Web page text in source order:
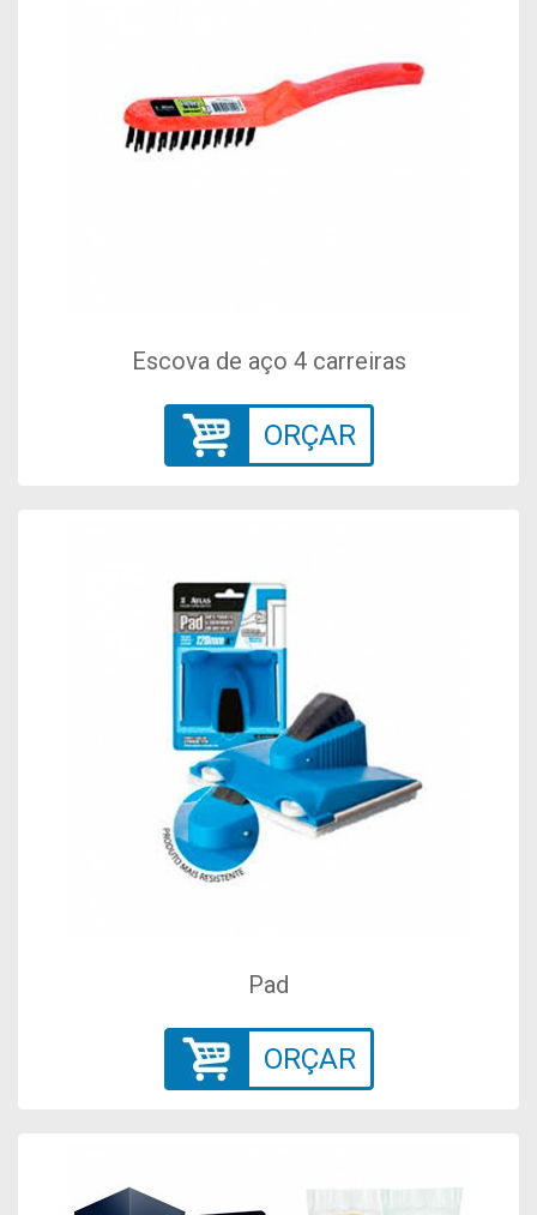
Escova de aço 4 carreiras
ORÇAR
Pad
ORÇAR